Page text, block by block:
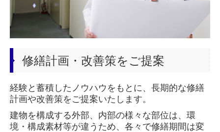
修繕計画・改善策をご提案
経験と蓄積したノウハウをもとに、長期的な修繕
計画や改善策をご提案いたします。
建物を構成する外部、内部の様々な部位は、環
境・構成素材等が違うため、各々で修繕期間は変